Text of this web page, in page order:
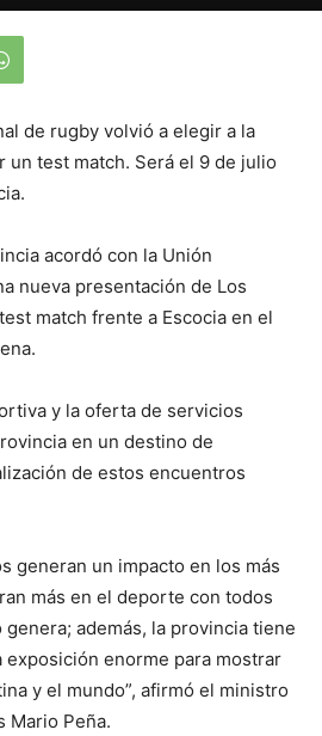
de rugby volvió a elegir a la
un test match. Será el 9 de julio
acordó con la Unión
nueva presentación de Los
match frente a Escocia en el
y la oferta de servicios
en un destino de
de estos encuentros
generan un impacto en los más
más en el deporte con todos
además, la provincia tiene
enorme para mostrar
y el mundo”, afirmó el ministro
Mario Peña.